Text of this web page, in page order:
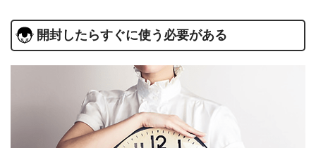
開封したらすぐに使う必要がある